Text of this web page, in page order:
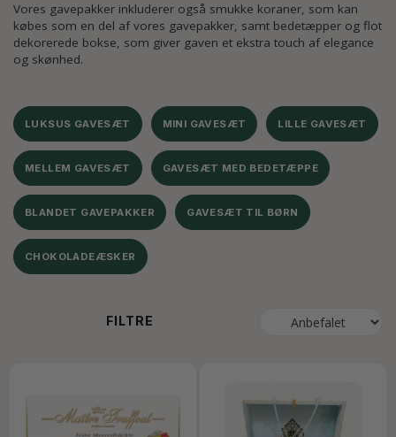
Vores gavepakker inkluderer også smukke koraner, som kan
købes som en del af vores gavepakker, samt bedetæpper og flot
dekorerede bokse, som giver gaven et ekstra touch af elegance
og skønhed.
LUKSUS GAVESÆT MINI GAVESÆT LILLE GAVESÆT
MELLEM GAVESÆT GAVESÆT MED BEDETÆPPE
BLANDET GAVEPAKKER GAVESÆT TIL BØRN
CHOKOLADEÆSKER
FILTRE